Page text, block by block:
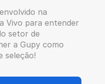
na
Vivo para entender
setor de
a Gupy como
seleção!